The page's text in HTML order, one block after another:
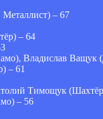
– 67
– 64
Владислав
– 61
Тимощук
– 56